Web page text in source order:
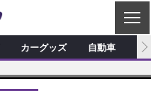
C
L
S
E
新製品情報
カーグッズ 自動車